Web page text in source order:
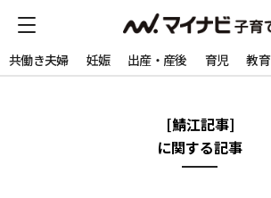
共働き夫婦 妊娠 出産・産後 育児 教育
[鯖江記事]
に関する記事